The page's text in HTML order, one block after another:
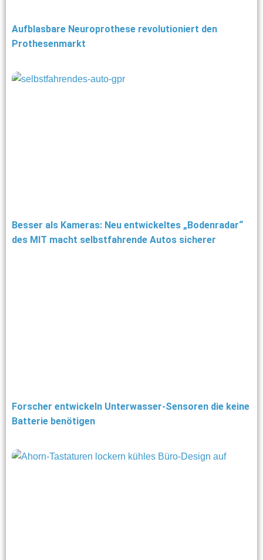
Aufblasbare Neuroprothese revolutioniert den
Prothesenmarkt
Besser als Kameras: Neu entwickeltes „Bodenradar“
des MIT macht selbstfahrende Autos sicherer
Forscher entwickeln Unterwasser-Sensoren die keine
Batterie benötigen